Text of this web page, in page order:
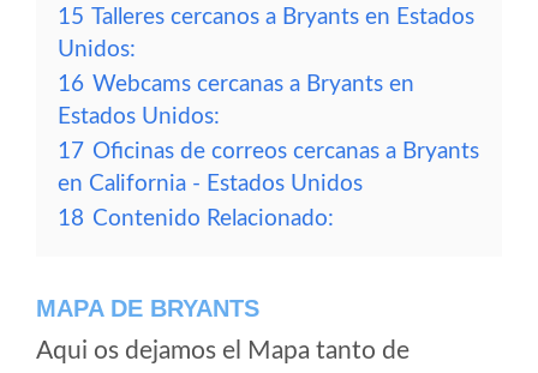
15 Talleres cercanos a Bryants en Estados
Unidos:
16 Webcams cercanas a Bryants en
Estados Unidos:
17 Oficinas de correos cercanas a Bryants
en California - Estados Unidos
18 Contenido Relacionado:
MAPA DE BRYANTS
Aqui os dejamos el Mapa tanto de